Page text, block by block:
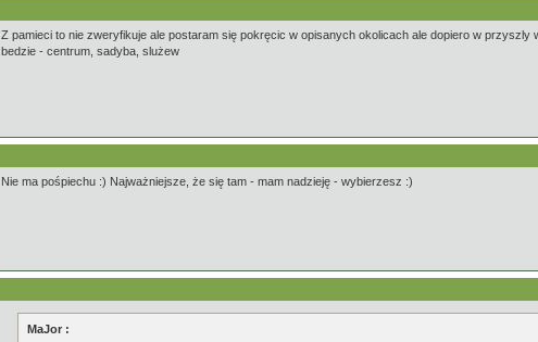
Z pamieci to nie zweryfikuje ale postaram się pokręcic w opisanych okolicach ale dopiero w
bedzie - centrum, sadyba, slużew
Nie ma pośpiechu :) Najważniejsze, że się tam - mam nadzieję - wybierzesz :)
MaJor :